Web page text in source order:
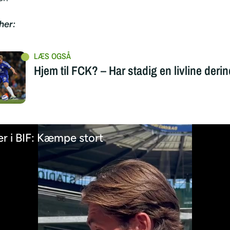
Hjem til FCK? – Har stadig en livline
i BIF: Kæmpe stort